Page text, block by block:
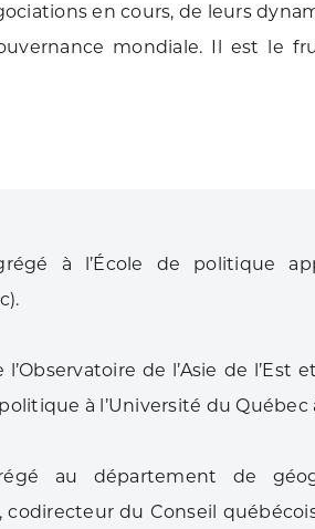
en cours, de leurs
mondiale. Il est le
à l’École de politique
de l’Asie de l’Est
à l’Université du Québec
au département de
codirecteur du Conseil